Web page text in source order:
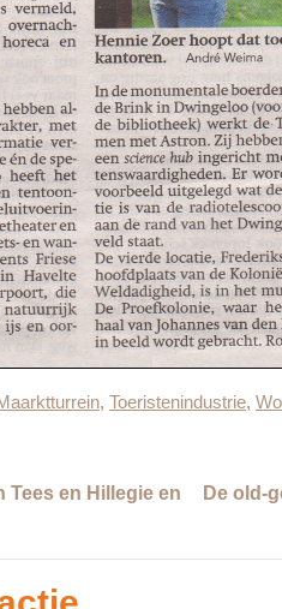
, Toeristenindustrie,
Tees en Hillegie en
De old-